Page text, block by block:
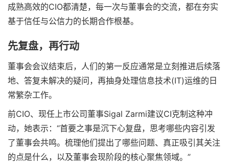
成熟高效的CIO都清楚，每一次与董事会的交流，都在夯实
基于信任与公信力的长期合作根基。
先复盘，再行动
董事会会议结束后，人们的第一反应通常是立刻推进后续落
地、答复未解决的疑问，再抽身处理信息技术(IT)运维的日
常繁杂工作。
前CIO、现任上市公司董事Sigal Zarmi建议CI克制这种冲
动，她表示：“首要之事是沉下心复盘，思考哪些内容引发
了董事会共鸣。梳理他们提出了哪些问题、真正吸引其关注
的点是什么，以及董事会现阶段的核心聚焦领域。”